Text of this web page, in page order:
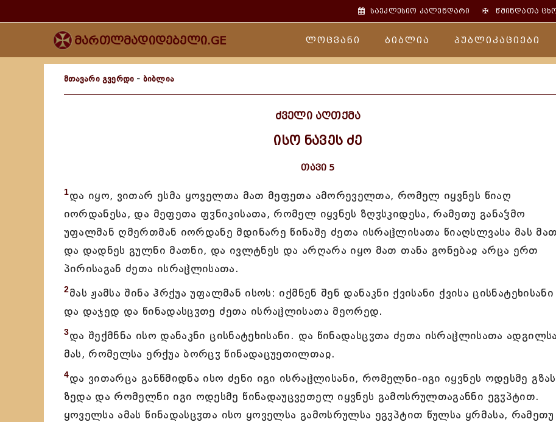
საეკლესიო კალენდარი ✠წმინდათა
მართლმადიდებელი.GE ლოცვანი ბიბლია პუბლიკაციები
მთავარი გვერდი - ბიბლია
ძველი აღთქმა
ისო ნავეს ძე
თავი 5
1და იყო, ვითარ ესმა ყოველთა მათ მეფეთა ამორეველთა, რომელ იყვნეს წიაღ
იორდანესა, და მეფეთა ფჳნიკისათა, რომელ იყვნეს ზღჳსკიდესა, რამეთუ განაჴმო
უფალმან ღმერთმან იორდანე მდინარე წინაშე ძეთა ისრაჱლისათა წიაღსლვასა მას
და დადნეს გულნი მათნი, და ივლტნეს და არღარა იყო მათ თანა გონებაჲ არცა ერთ
პირისაგან ძეთა ისრაჱლისათა.
2მას ჟამსა შინა ჰრქუა უფალმან ისოს: იქმნენ შენ დანაკნი ქვისანი ქვისა ცისნატეხისანი
და დაჯედ და წინადასცჳთე ძეთა ისრაჱლისათა მეორედ.
3და შექმნნა ისო დანაკნი ცისნატეხისანი. და წინადასცჳთა ძეთა ისრაჱლისათა ადგილსა
მას, რომელსა ერქუა ბორცჳ წინადაცუეთილთაჲ.
4და ვითარცა განწმიდნა ისო ძენი იგი ისრაჱლისანი, რომელნი-იგი იყვნეს ოდესმე
ზედა და რომელნი იგი ოდესმე წინადაუცვეთელ იყვნეს გამოსრულთაგანნი ეგჳპტით.
ყოველსა ამას წინადასცჳთა ისო ყოველსა გამოსრულსა ეგჳპტით წულსა ყრმასა, რამეთუ